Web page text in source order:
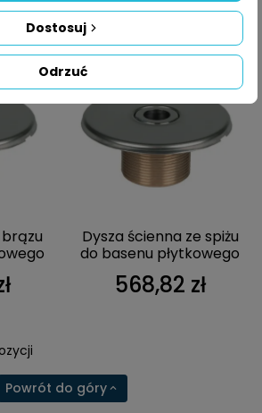
Dysza ścienna ze spiżu
do basenu płytkowego
568,82 zł
Powrót do góry 
Odrzuć
Dostosuj